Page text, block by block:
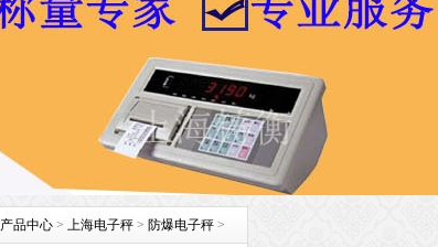
产品中心 > 上海电子秤 > 防爆电子秤 >